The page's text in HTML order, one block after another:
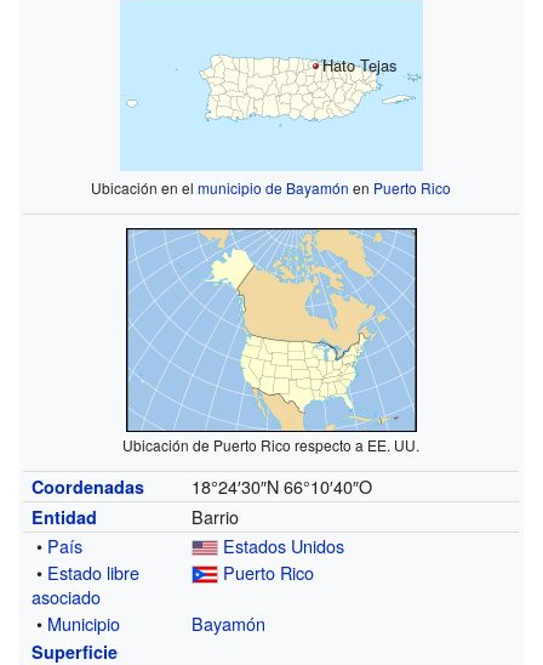
Hato Tejas
Ubicación en elmunicipio de Bayamón en Puerto Rico
Ubicación de Puerto Rico respecto a EE. UU.
Coordenadas 18°24′30″N 66°10′40″O
Entidad
Barrio
• País
Estados Unidos
• Estado libre
asociado
Puerto Rico
• Municipio Bayamón
Superficie